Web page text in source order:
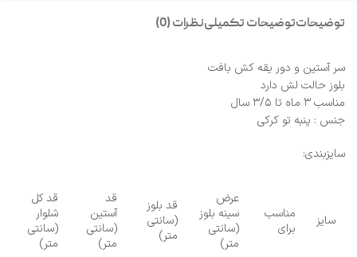
توضیحاتتوضیحات تکمیلینظرات (0)
سر آستین و دور یقه کش بافت
بلوز حالت لش دارد
مناسب ۳ ماه تا ۳/۵ سال
جنس : پنبه تو کرکی
سایزبندی:
سایز
مناسب
برای
عرض
سینه بلوز
(سانتی
متر)
قد بلوز
(سانتی
متر)
قد
آستین
(سانتی
متر)
قد کل
شلوار
(سانتی
متر)